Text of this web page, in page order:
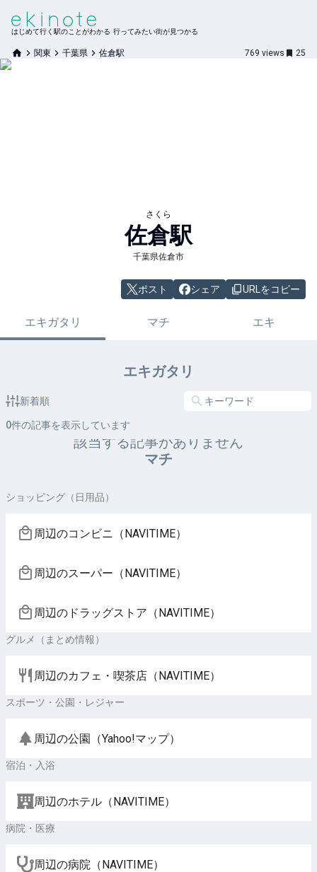
はじめて行く駅のことがわかる 行ってみたい街が見つかる
関東 千葉県 佐倉駅 769 views 25
さくら
佐倉駅
千葉県佐倉市
ポスト シェア URLをコピー
エキガタリ マチ エキ
エキガタリ
新着順
0件の記事を表示しています
該当する記事がありません
マチ
ショッピング（日用品）
周辺のコンビニ（NAVITIME）
周辺のスーパー（NAVITIME）
周辺のドラッグストア（NAVITIME）
グルメ（まとめ情報）
周辺のカフェ・喫茶店（NAVITIME）
スポーツ・公園・レジャー
周辺の公園（Yahoo!マップ）
宿泊・入浴
周辺のホテル（NAVITIME）
病院・医療
周辺の病院（NAVITIME）